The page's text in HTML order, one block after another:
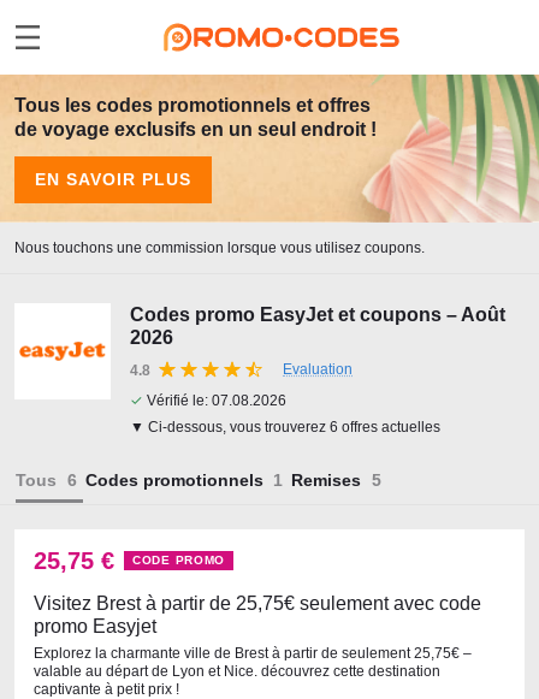
Tous les codes promotionnels et offres
de voyage exclusifs en un seul endroit !
EN SAVOIR PLUS
Nous touchons une commission lorsque vous utilisez coupons.
Codes promo EasyJet et coupons – Août
2026
4.8
Evaluation
✓ Vérifié le: 07.08.2026
▼ Ci-dessous, vous trouverez 6 offres actuelles
Tous Codes promotionnels Remises
25,75 € CODE PROMO
Visitez Brest à partir de 25,75€ seulement avec code
promo Easyjet
Explorez la charmante ville de Brest à partir de seulement 25,75€ –
valable au départ de Lyon et Nice. découvrez cette destination
captivante à petit prix !